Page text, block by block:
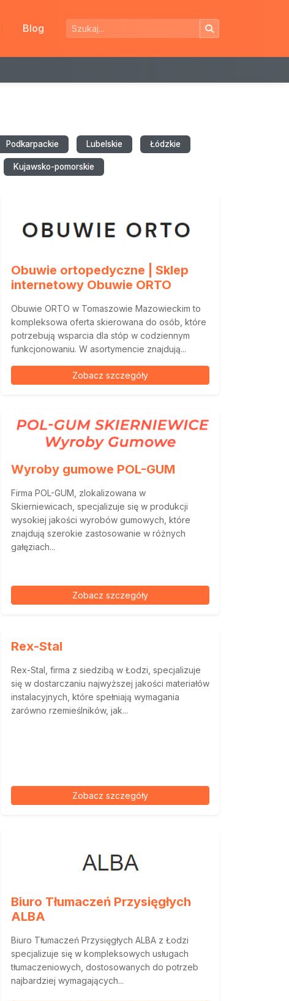
Blog
Podkarpackie Lubelskie Łódzkie
Kujawsko-pomorskie
Obuwie ortopedyczne | Sklep
internetowy Obuwie ORTO
Obuwie ORTO w Tomaszowie Mazowieckim to
kompleksowa oferta skierowana do osób, które
potrzebują wsparcia dla stóp w codziennym
funkcjonowaniu. W asortymencie znajdują...
Zobacz szczegóły
Wyroby gumowe POL-GUM
Firma POL-GUM, zlokalizowana w
Skierniewicach, specjalizuje się w produkcji
wysokiej jakości wyrobów gumowych, które
znajdują szerokie zastosowanie w różnych
gałęziach...
Zobacz szczegóły
Rex-Stal
Rex-Stal, firma z siedzibą w Łodzi, specjalizuje
się w dostarczaniu najwyższej jakości materiałów
instalacyjnych, które spełniają wymagania
zarówno rzemieślników, jak...
Zobacz szczegóły
Biuro Tłumaczeń Przysięgłych
ALBA
Biuro Tłumaczeń Przysięgłych ALBA z Łodzi
specjalizuje się w kompleksowych usługach
tłumaczeniowych, dostosowanych do potrzeb
najbardziej wymagających...